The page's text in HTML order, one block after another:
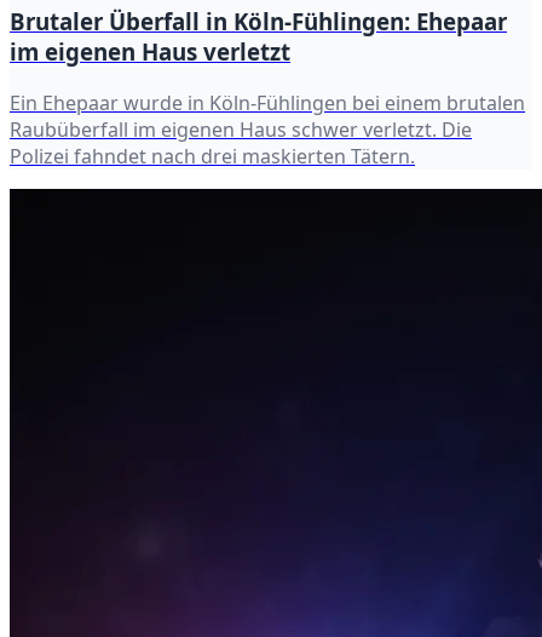
Brutaler Überfall in Köln-Fühlingen: Ehepaar
im eigenen Haus verletzt
Ein Ehepaar wurde in Köln-Fühlingen bei einem brutalen
Raubüberfall im eigenen Haus schwer verletzt. Die
Polizei fahndet nach drei maskierten Tätern.